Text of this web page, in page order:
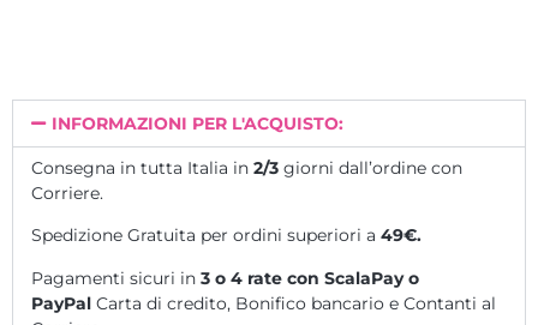
CAPITOLI DEL CORSO:
Presentazione
Teoria Ciglia
Primer
Regole per l’applicazione
INFORMAZIONI PER L'ACQUISTO:
Consegna in tutta Italia in 2/3 giorni dall’ordine con
Corriere.
Spedizione Gratuita per ordini superiori a 49€.
Pagamenti sicuri in 3 o 4 rate con ScalaPay o
PayPal Carta di credito, Bonifico bancario e Contanti al